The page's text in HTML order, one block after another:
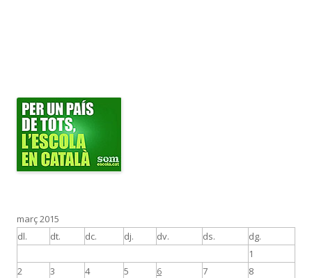
març 2015
dl.
dt. dc. dj. dv. ds. dg.
1
2
3 4 5 6 7
8